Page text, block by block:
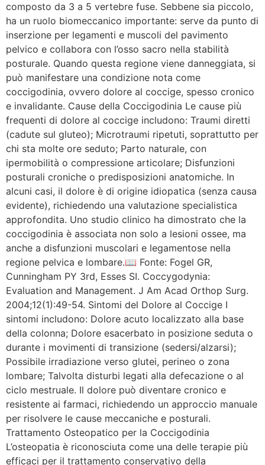
composto da 3 a 5 vertebre fuse. Sebbene sia piccolo,
ha un ruolo biomeccanico importante: serve da punto di
inserzione per legamenti e muscoli del pavimento
pelvico e collabora con l’osso sacro nella stabilità
posturale. Quando questa regione viene danneggiata, si
può manifestare una condizione nota come
coccigodinia, ovvero dolore al coccige, spesso cronico
e invalidante. Cause della Coccigodinia Le cause più
frequenti di dolore al coccige includono: Traumi diretti
(cadute sul gluteo); Microtraumi ripetuti, soprattutto per
chi sta molte ore seduto; Parto naturale, con
ipermobilità o compressione articolare; Disfunzioni
posturali croniche o predisposizioni anatomiche. In
alcuni casi, il dolore è di origine idiopatica (senza causa
evidente), richiedendo una valutazione specialistica
approfondita. Uno studio clinico ha dimostrato che la
coccigodinia è associata non solo a lesioni ossee, ma
anche a disfunzioni muscolari e legamentose nella
regione pelvica e lombare.📖 Fonte: Fogel GR,
Cunningham PY 3rd, Esses SI. Coccygodynia:
Evaluation and Management. J Am Acad Orthop Surg.
2004;12(1):49-54. Sintomi del Dolore al Coccige I
sintomi includono: Dolore acuto localizzato alla base
della colonna; Dolore esacerbato in posizione seduta o
durante i movimenti di transizione (sedersi/alzarsi);
Possibile irradiazione verso glutei, perineo o zona
lombare; Talvolta disturbi legati alla defecazione o al
ciclo mestruale. Il dolore può diventare cronico e
resistente ai farmaci, richiedendo un approccio manuale
per risolvere le cause meccaniche e posturali.
Trattamento Osteopatico per la Coccigodinia
L’osteopatia è riconosciuta come una delle terapie più
efficaci per il trattamento conservativo della